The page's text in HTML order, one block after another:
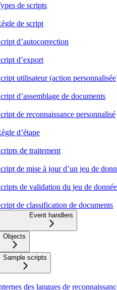
de scripts
de script
d’autocorrection
d’export
utilisateur (action
d’assemblage de documents
de reconnaissance personnalisé
d’étape
de traitement
de mise à jour d’un jeu de
de validation du jeu de
de classification de documents
Event handlers
Objects
Sample scripts
des langues de